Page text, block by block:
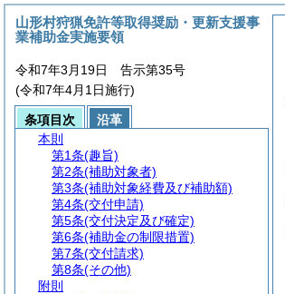
山形村狩猟免許等取得奨励・更新支援事
業補助金実施要領
令和7年3月19日 告示第35号
(令和7年4月1日施行)
条項目次
沿革
本則
第1条(趣旨)
第2条(補助対象者)
第3条(補助対象経費及び補助額)
第4条(交付申請)
第5条(交付決定及び確定)
第6条(補助金の制限措置)
第7条(交付請求)
第8条(その他)
附則